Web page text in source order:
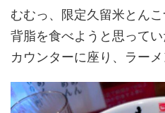
むむっ、限定久留米とんこ
背脂を食べようと思って
カウンターに座り、ラー